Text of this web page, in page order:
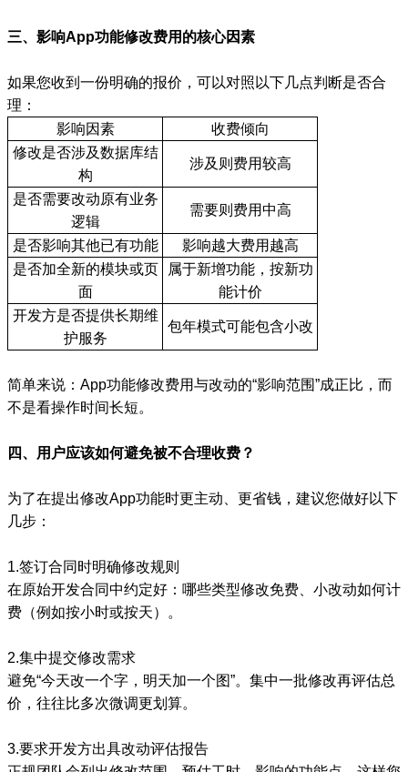
三、影响App功能修改费用的核心因素
如果您收到一份明确的报价，可以对照以下几点判断是否合
理：
影响因素
收费倾向
修改是否涉及数据库结
构
涉及则费用较高
是否需要改动原有业务
逻辑
需要则费用中高
是否影响其他已有功能
影响越大费用越高
是否加全新的模块或页
面
属于新增功能，按新功
能计价
开发方是否提供长期维
护服务
包年模式可能包含小改
简单来说：App功能修改费用与改动的“影响范围”成正比，而
不是看操作时间长短。
四、用户应该如何避免被不合理收费？
为了在提出修改App功能时更主动、更省钱，建议您做好以下
几步：
1.签订合同时明确修改规则
在原始开发合同中约定好：哪些类型修改免费、小改动如何计
费（例如按小时或按天）。
2.集中提交修改需求
避免“今天改一个字，明天加一个图”。集中一批修改再评估总
价，往往比多次微调更划算。
3.要求开发方出具改动评估报告